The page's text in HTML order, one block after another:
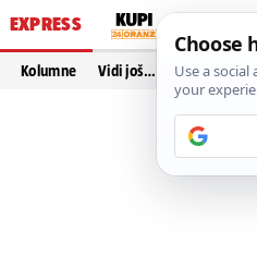
EXPRESS
Kolumne Vidi još…